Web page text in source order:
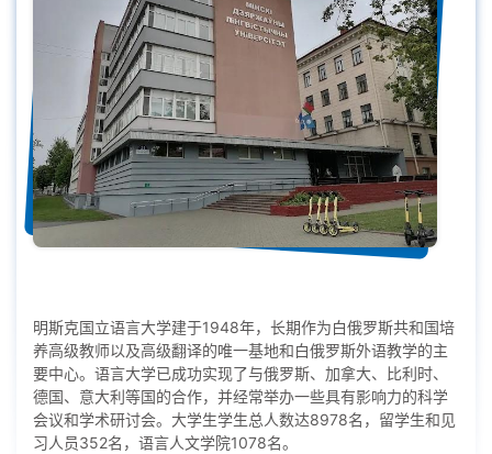
明斯克国立语言大学建于1948年，长期作为白俄罗斯共和国培
养高级教师以及高级翻译的唯一基地和白俄罗斯外语教学的主
要中心。语言大学已成功实现了与俄罗斯、加拿大、比利时、
德国、意大利等国的合作，并经常举办一些具有影响力的科学
会议和学术研讨会。大学生学生总人数达8978名，留学生和见
习人员352名，语言人文学院1078名。